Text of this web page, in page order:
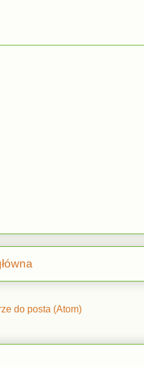
do posta (Atom)